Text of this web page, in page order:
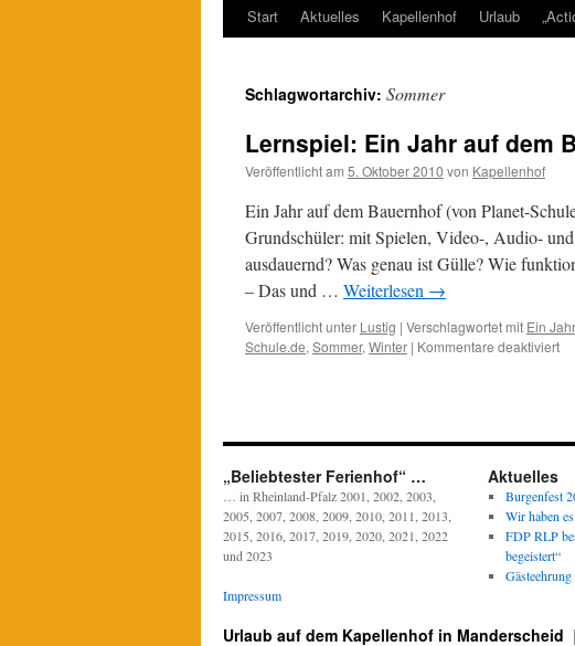
Start Aktuelles Kapellenhof Urlaub
Schlagwortarchiv: Sommer
Lernspiel: Ein Jahr auf dem
Veröffentlicht am 5. Oktober 2010 von Kapellenhof
Ein Jahr auf dem Bauernhof (von Planet-
Grundschüler: mit Spielen, Video-, Audio-
ausdauernd? Was genau ist Gülle? Wie
– Das und … Weiterlesen →
Veröffentlicht unter Lustig | Verschlagwortet mit Ein
Schule.de, Sommer, Winter | Kommentare deaktiviertfür
„Beliebtester Ferienhof“ …
… in Rheinland-Pfalz 2001, 2002, 2003,
2005, 2007, 2008, 2009, 2010, 2011, 2013,
2015, 2016, 2017, 2019, 2020, 2021, 2022
und 2023
Impressum
Aktuelles
Burgenfest
Wir haben
FDP RLP
begeistert“
Urlaub auf dem Kapellenhof in Manderscheid